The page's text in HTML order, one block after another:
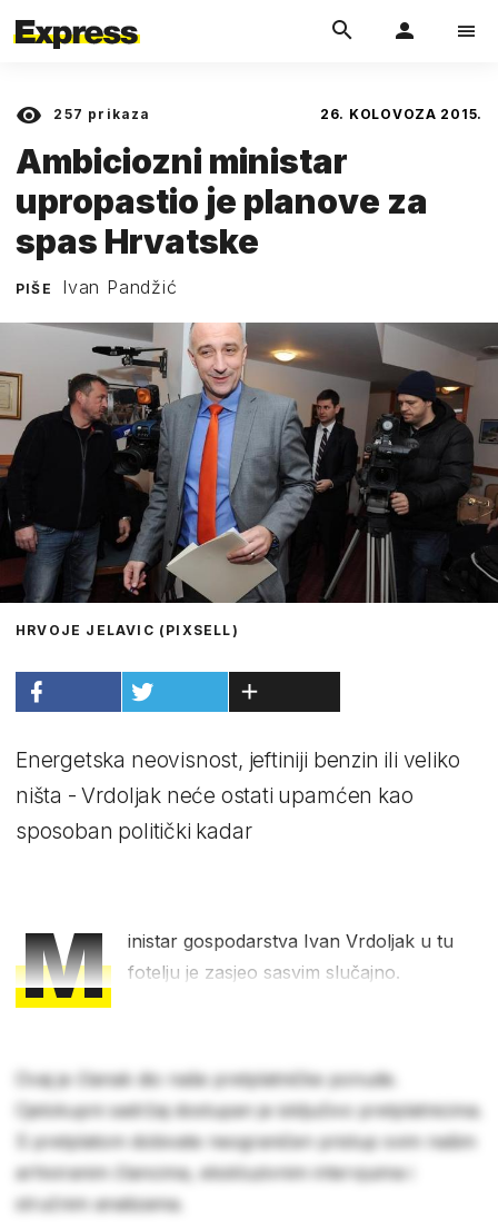
257 prikaza 26. KOLOVOZA 2015.
Ambiciozni ministar
upropastio je planove za
spas Hrvatske
PIŠE Ivan Pandžić
HRVOJE JELAVIC (PIXSELL)
Energetska neovisnost, jeftiniji benzin ili veliko
ništa - Vrdoljak neće ostati upamćen kao
sposoban politički kadar
M
inistar gospodarstva Ivan Vrdoljak u tu
fotelju je zasjeo sasvim slučajno.
Ovaj je članak dio naše pretplatničke ponude.
Cjelokupni sadržaj dostupan je isključivo pretplatnicima.
S pretplatom dobivate neograničen pristup svim našim
arhiviranim člancima, ekskluzivnim intervjuima i
stručnim analizama.